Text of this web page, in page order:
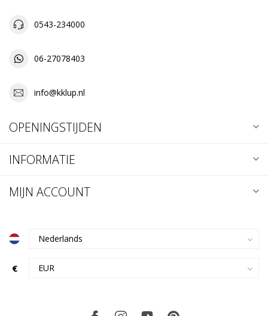
0543-234000
06-27078403
info@kklup.nl
OPENINGSTIJDEN
INFORMATIE
MIJN ACCOUNT
€